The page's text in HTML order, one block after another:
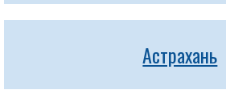
Астрахань